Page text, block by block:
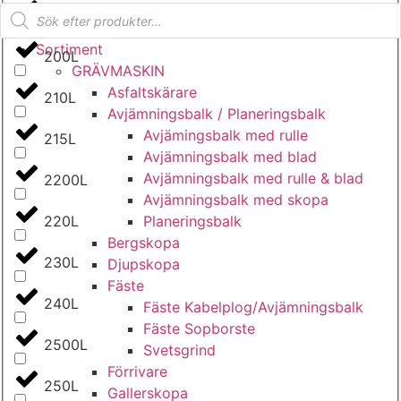
2000L
200L
210L
215L
2200L
220L
230L
240L
2500L
250L
Produktsökning
Sortiment
GRÄV­MASKIN
Asfalt­skärare
Avjämnings­balk / Planeringsbalk
Avjämingsbalk med rulle
Avjämningsbalk med blad
Avjämningsbalk med rulle & blad
Avjämningsbalk med skopa
Planerings­balk
Berg­skopa
Djup­skopa
Fäste
Fäste Kabel­­plog/­Avjämnings­­balk
Fäste Sop­borste
Svets­grind
Förrivare
Galler­skopa